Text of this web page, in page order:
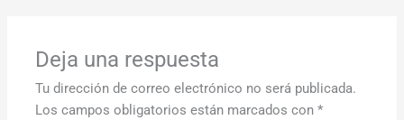
Deja una respuesta
Tu dirección de correo electrónico no será publicada.
Los campos obligatorios están marcados con*